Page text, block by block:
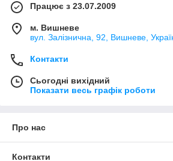
Працює з 23.07.2009
м. Вишневе
вул. Залізнична, 92, Вишневе,
Контакти
Сьогодні вихідний
Показати весь графік роботи
Про нас
Контакти